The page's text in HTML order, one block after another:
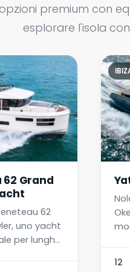
premium con
esplorare l'isola
62 Grand
62
uno yacht
per lunghe
12